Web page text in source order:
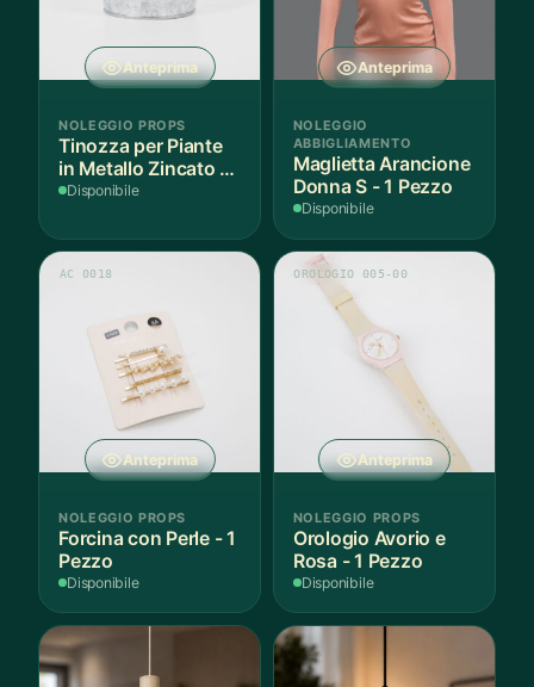
Anteprima
NOLEGGIO PROPS
Tinozza per Piante
in Metallo Zincato -
3 Pezzi
Disponibile
Anteprima
NOLEGGIO
ABBIGLIAMENTO
Maglietta Arancione
Donna S - 1 Pezzo
Disponibile
Anteprima
AC 0018
NOLEGGIO PROPS
Forcina con Perle - 1
Pezzo
Disponibile
Anteprima
OROLOGIO 005-00
NOLEGGIO PROPS
Orologio Avorio e
Rosa - 1 Pezzo
Disponibile